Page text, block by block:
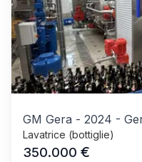
GM Gera - 2024 -
Lavatrice (bottiglie)
350.000 €